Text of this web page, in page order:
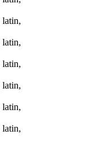
latin,
latin,
latin,
latin,
latin,
latin,